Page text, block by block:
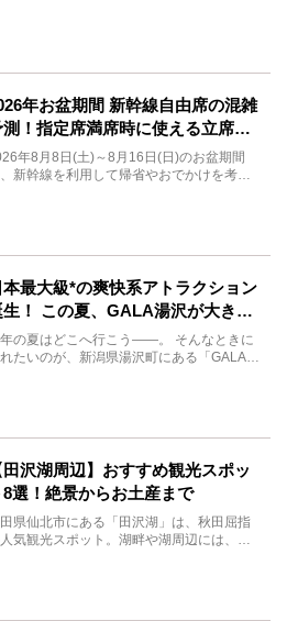
年お盆期間 新幹線自由席の混雑
測！指定席満席時に使える立席特
券も解説
年8月8日(土)～8月16日(日)のお盆期間
新幹線を利用して帰省やおでかけを考え
本最大級*の爽快系アトラクション
生！ この夏、GALA湯沢が大きく
まれ変わる
の夏はどこへ行こう――。 そんなときに
たいのが、新潟県湯沢町にある「GALA湯
田沢湖周辺】おすすめ観光スポッ
8選！絶景からお土産まで
県仙北市にある「田沢湖」は、秋田屈指
気観光スポット。湖畔や湖周辺には、田